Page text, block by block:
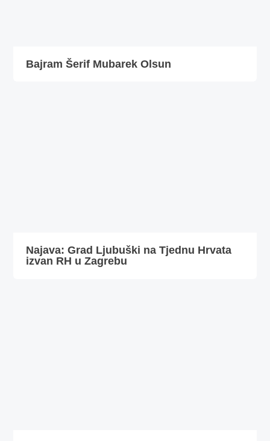
Bajram Šerif Mubarek Olsun
Najava: Grad Ljubuški na Tjednu Hrvata
izvan RH u Zagrebu